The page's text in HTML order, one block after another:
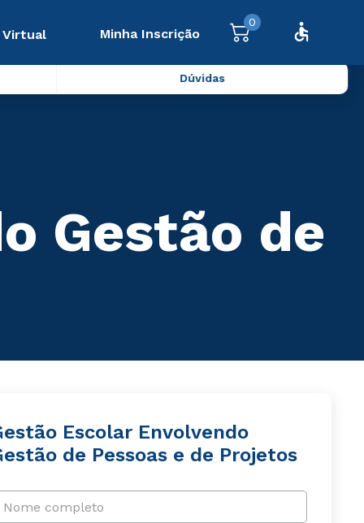
Virtual Minha Inscrição
0
Dúvidas
Gestão de
Escolar Envolvendo
de Pessoas e de Projetos
Nome completo